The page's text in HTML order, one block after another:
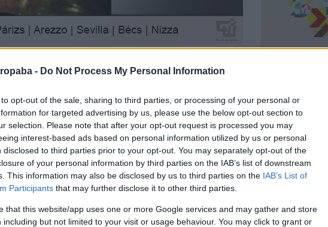
- Do Not Process My Personal Information
opt-out of the sale, sharing to third parties, or processing of your personal or
for targeted advertising by us, please use the below opt-out section to
selection. Please note that after your opt-out request is processed you may
interest-based ads based on personal information utilized by us or personal
disclosed to third parties prior to your opt-out. You may separately opt-out of the
of your personal information by third parties on the IAB’s list of downstream
This information may also be disclosed by us to third parties on the IAB’s List of
Participants that may further disclose it to other third parties.
that this website/app uses one or more Google services and may gather and store
including but not limited to your visit or usage behaviour. You may click to grant or
Keresés >>>
Hitler
Április